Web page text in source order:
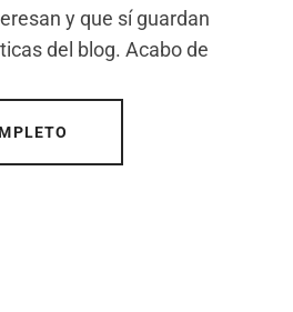
y que sí guardan
del blog. Acabo de